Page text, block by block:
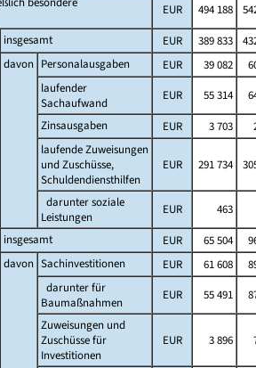
EUR 494 188
insgesamt EUR 389 833
davon Personalausgaben EUR 39 082
laufender
Sachaufwand
EUR 55 314
Zinsausgaben
EUR 3 703
laufende Zuweisungen
und Zuschüsse,
Schuldendiensthilfen
EUR 291 734
darunter soziale
Leistungen
EUR 463
insgesamt EUR 65 504
davon Sachinvestitionen EUR 61 608
darunter für
Baumaßnahmen
EUR 55 491
Zuweisungen und
Zuschüsse für
Investitionen
EUR 3 896